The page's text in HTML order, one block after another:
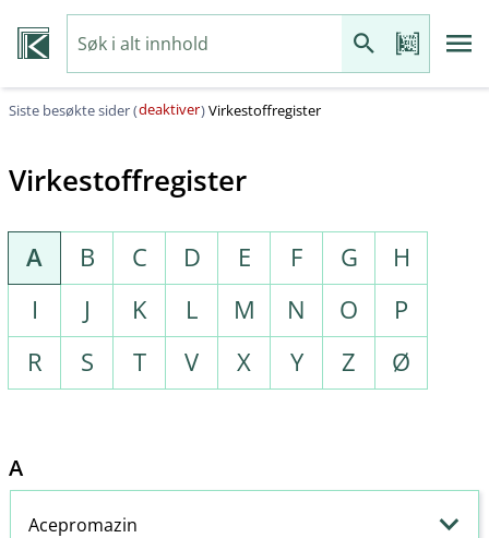
Siste besøkte sider (deaktiver)Virkestoffregister
Virkestoffregister
A B C D E F G
H
I
J K L M N O
P
R
S T V X Y Z Ø
A
Acepromazin